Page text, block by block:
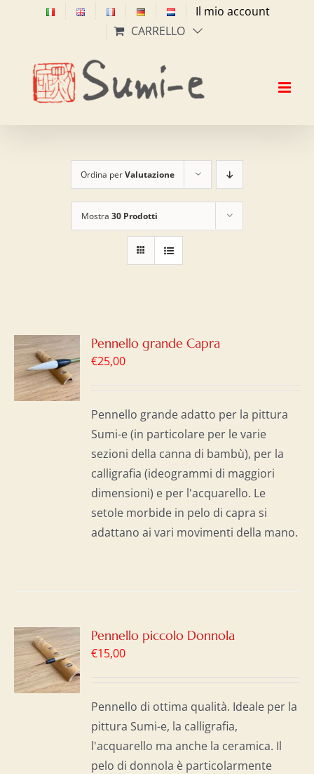
Il mio account
CARRELLO
Ordina perValutazione
Mostra 30 Prodotti
Pennello grande Capra
€25,00
Pennello grande adatto per la pittura
Sumi-e (in particolare per le varie
sezioni della canna di bambù), per la
calligrafia (ideogrammi di maggiori
dimensioni) e per l'acquarello. Le
setole morbide in pelo di capra si
adattano ai vari movimenti della mano.
Pennello piccolo Donnola
€15,00
Pennello di ottima qualità. Ideale per la
pittura Sumi-e, la calligrafia,
l'acquarello ma anche la ceramica. Il
pelo di donnola è particolarmente